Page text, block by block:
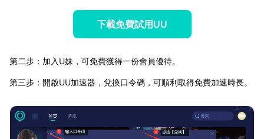
下載免費試用UU
第二步：加入U妹，可免費獲得一份會員優待。
第三步：開啟UU加速器，兌換口令碼，可順利取得免費加速時長。